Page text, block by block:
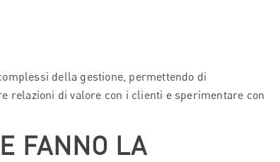
della gestione, permettendo di
relazioni di valore con i clienti e sperimentare con
FANNO LA